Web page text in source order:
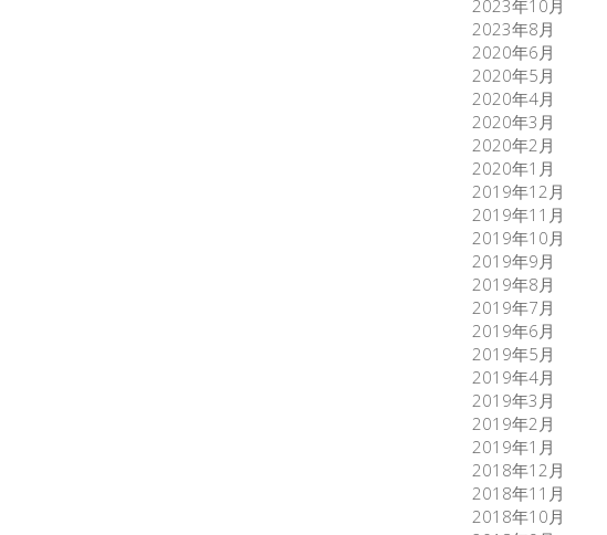
2023年10月
2023年8月
2020年6月
2020年5月
2020年4月
2020年3月
2020年2月
2020年1月
2019年12月
2019年11月
2019年10月
2019年9月
2019年8月
2019年7月
2019年6月
2019年5月
2019年4月
2019年3月
2019年2月
2019年1月
2018年12月
2018年11月
2018年10月